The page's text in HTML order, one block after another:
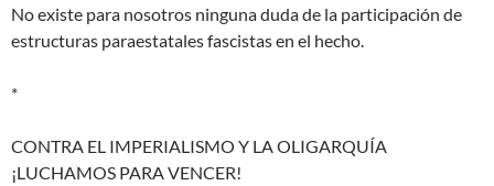
No existe para nosotros ninguna duda de la participación de
estructuras paraestatales fascistas en el hecho.
*
CONTRA EL IMPERIALISMO Y LA OLIGARQUÍA
¡LUCHAMOS PARA VENCER!